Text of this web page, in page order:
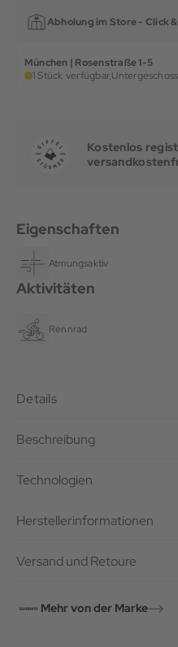
Abholung im Store - Click
München | Rosenstraße 1-5
1 Stück verfügbar,Untergeschoss
Kostenlos
Eigenschaften
Atmungsaktiv
Aktivitäten
Rennrad
Details
Beschreibung
Technologien
Herstellerinformationen
Versand und Retoure
Mehr von der Marke